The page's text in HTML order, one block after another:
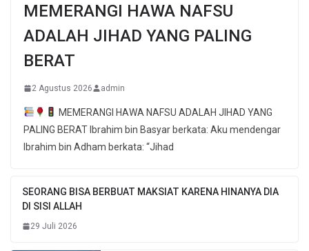
MEMERANGI HAWA NAFSU
ADALAH JIHAD YANG PALING
BERAT
2 Agustus 2026 admin
MEMERANGI HAWA NAFSU ADALAH JIHAD YANG
PALING BERAT Ibrahim bin Basyar berkata: Aku mendengar
Ibrahim bin Adham berkata: “Jihad
SEORANG BISA BERBUAT MAKSIAT KARENA HINANYA DIA
DI SISI ALLAH
29 Juli 2026